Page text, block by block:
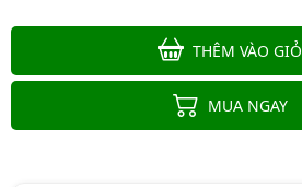
THÊM VÀO GIỎ
MUA NGAY